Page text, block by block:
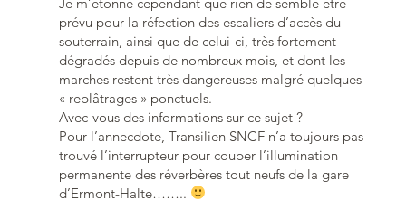
prévu pour la réfection des escaliers d’accès du
souterrain, ainsi que de celui-ci, très fortement
dégradés depuis de nombreux mois, et dont les
marches restent très dangereuses malgré quelques
« replâtrages » ponctuels.
Avec-vous des informations sur ce sujet ?
Pour l’annecdote, Transilien SNCF n’a toujours pas
trouvé l’interrupteur pour couper l’illumination
permanente des réverbères tout neufs de la gare
d’Ermont-Halte……..